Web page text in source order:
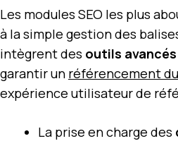
Les modules SEO les plus
à la simple gestion des
intègrent des outils avancés
garantir un référencement
expérience utilisateur de
La prise en charge des